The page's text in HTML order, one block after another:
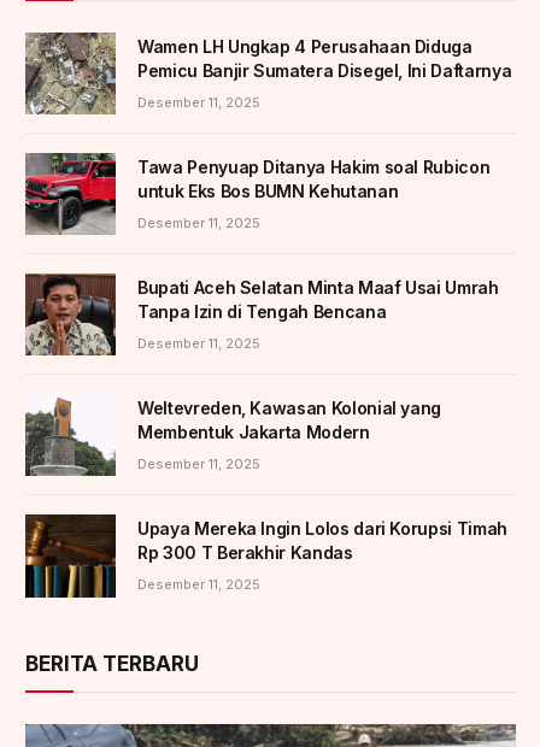
Wamen LH Ungkap 4 Perusahaan Diduga
Pemicu Banjir Sumatera Disegel, Ini Daftarnya
Desember 11, 2025
Tawa Penyuap Ditanya Hakim soal Rubicon
untuk Eks Bos BUMN Kehutanan
Desember 11, 2025
Bupati Aceh Selatan Minta Maaf Usai Umrah
Tanpa Izin di Tengah Bencana
Desember 11, 2025
Weltevreden, Kawasan Kolonial yang
Membentuk Jakarta Modern
Desember 11, 2025
Upaya Mereka Ingin Lolos dari Korupsi Timah
Rp 300 T Berakhir Kandas
Desember 11, 2025
BERITA TERBARU